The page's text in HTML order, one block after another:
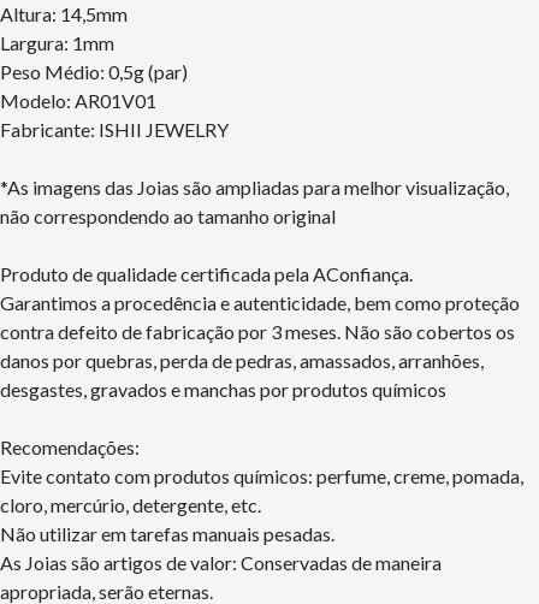
Altura: 14,5mm
Largura: 1mm
Peso Médio: 0,5g (par)
Modelo: AR01V01
Fabricante: ISHII JEWELRY
*As imagens das Joias são ampliadas para melhor visualização,
não correspondendo ao tamanho original
Produto de qualidade certificada pela AConfiança.
Garantimos a procedência e autenticidade, bem como proteção
contra defeito de fabricação por 3 meses. Não são cobertos os
danos por quebras, perda de pedras, amassados, arranhões,
desgastes, gravados e manchas por produtos químicos
Recomendações:
Evite contato com produtos químicos: perfume, creme, pomada,
cloro, mercúrio, detergente, etc.
Não utilizar em tarefas manuais pesadas.
As Joias são artigos de valor: Conservadas de maneira
apropriada, serão eternas.